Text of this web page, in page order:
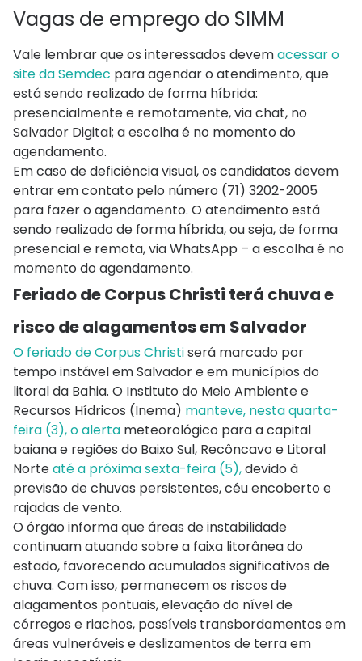
Vagas de emprego do SIMM
Vale lembrar que os interessados devemacessar o
site da Semdec para agendar o atendimento, que
está sendo realizado de forma híbrida:
presencialmente e remotamente, via chat, no
Salvador Digital; a escolha é no momento do
agendamento.
Em caso de deficiência visual, os candidatos devem
entrar em contato pelo número (71) 3202-2005
para fazer o agendamento. O atendimento está
sendo realizado de forma híbrida, ou seja, de forma
presencial e remota, via WhatsApp – a escolha é no
momento do agendamento.
Feriado de Corpus Christi terá chuva e
risco de alagamentos em Salvador
O feriado de Corpus Christiserá marcado por
tempo instável em Salvador e em municípios do
litoral da Bahia. O Instituto do Meio Ambiente e
Recursos Hídricos (Inema) manteve, nesta quarta-
feira (3), o alerta meteorológico para a capital
baiana e regiões do Baixo Sul, Recôncavo e Litoral
Norteaté a próxima sexta-feira (5),devido à
previsão de chuvas persistentes, céu encoberto e
rajadas de vento.
O órgão informa que áreas de instabilidade
continuam atuando sobre a faixa litorânea do
estado, favorecendo acumulados significativos de
chuva. Com isso, permanecem os riscos de
alagamentos pontuais, elevação do nível de
córregos e riachos, possíveis transbordamentos em
áreas vulneráveis e deslizamentos de terra em